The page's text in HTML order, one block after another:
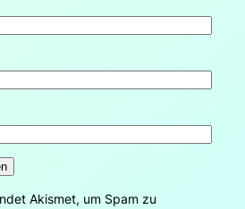
Akismet, um Spam zu